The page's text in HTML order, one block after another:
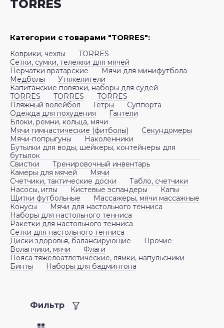
Тренировочный инвентарь
Флаги
Шлема
Эспандеры
Турники
Летающие тарелки , бумеранги
Лото
Наборы
Нарды, кубики-зарики
Часы шахматные
Шахматы
Шашки
Наборы для плавания
Очки для плавания
Трубки для плавания
Шапочки для плавания
Рюкзаки, мешки для плавания
Шагомеры
треккинга
Палатки
Термоса, термокружки
Тенты
Фонари
Штанги
Лямки, ручки
Массажеры, мячи массажные
Медболы
Мячи гимнастические (фитболы)
Мячи-попрыгуны
Наколенники
Одежда для похудения
Перчатки для занятий спортом,
Петли для функционального тренинга
Тактические доски
Флаги
Щитки футбольные
Скакалки
Эспандеры для растяжки
Подушки для растяжки, пояса
разогревочные
TORRES
Категории с товарами "TORRES":
Коврики, чехлы
TORRES
Сетки, сумки, тележки для мячей
Перчатки вратарские
Мячи для минифутбола
Медболы
Утяжелители
Капитанские повязки, наборы для судей
TORRES
TORRES
TORRES
Пляжный волейбол
Гетры
Суппорта
Одежда для похудения
Гантели
Блоки, ремни, кольца, мячи
Мячи гимнастические (фитболы)
Секундомеры
Мячи-попрыгуны
Наколенники
Бутылки для воды, шейкеры, контейнеры для
бутылок
Свистки
Тренировочный инвентарь
Камеры для мячей
Мячи
Счетчики, тактические доски
Табло, счетчики
Насосы, иглы
Кистевые эспандеры
Капы
Щитки футбольные
Массажеры, мячи массажные
Конусы
Мячи для настольного тенниса
Наборы для настольного тенниса
Ракетки для настольного тенниса
Сетки для настольного тенниса
Диски здоровья, балансирующие
Прочие
Воланчики, мячи
Флаги
Пояса тяжелоатлетические, лямки, напульсники
Бинты
Наборы для бадминтона
Фильтр